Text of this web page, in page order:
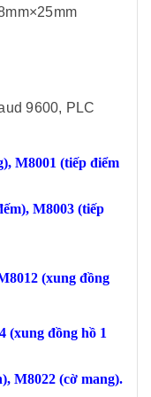
9600, PLC
M8001 (tiếp điểm
M8003 (tiếp
(xung đồng
(xung đồng hồ 1
M8022 (cờ mang).